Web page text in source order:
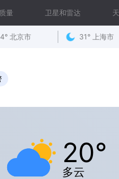
量 卫星和雷达
北京市 31° 上海市
20°
多云